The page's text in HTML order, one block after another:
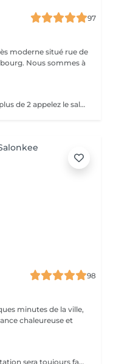
97
moderne situé rue de
à
Rèparation d'un ou plusieurs ongles (plus de 2 appelez le salon svp)
98
minutes de la ville,
chaleureuse et
Refaire un ongle gel cassé. Cette prestation sera toujours facturable sans considération du temps écoulé entre la pose gel.